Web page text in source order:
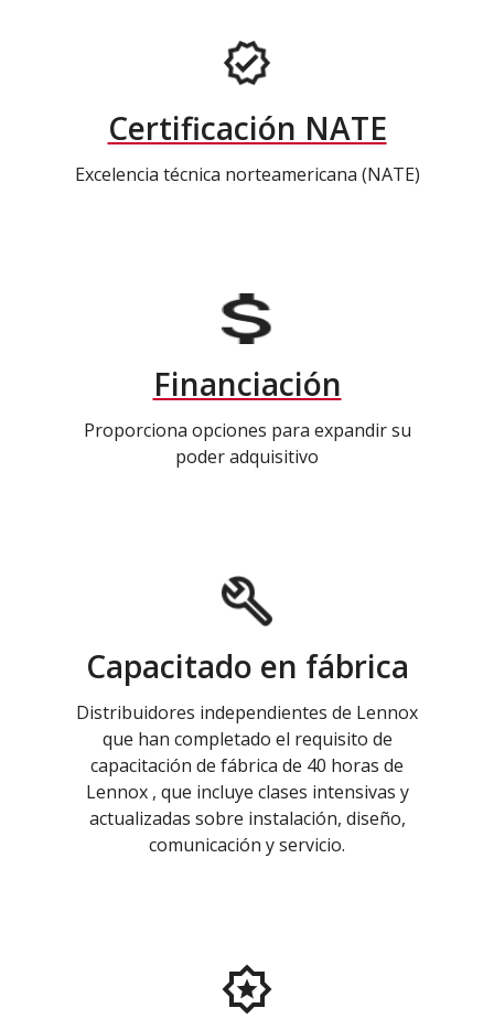
Certificación NATE
Excelencia técnica norteamericana (NATE)
Financiación
Proporciona opciones para expandir su
poder adquisitivo
Capacitado en fábrica
Distribuidores independientes de Lennox
que han completado el requisito de
capacitación de fábrica de 40 horas de
Lennox , que incluye clases intensivas y
actualizadas sobre instalación, diseño,
comunicación y servicio.